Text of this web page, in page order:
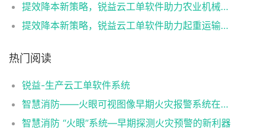
提效降本新策略，锐益云工单软件助力农业机械厂领跑行业
提效降本新策略，锐益云工单软件助力起重运输机械厂领跑行业
热门阅读
锐益-生产云工单软件系统
智慧消防——火眼可视图像早期火灾报警系统在各行业中的应用
智慧消防 “火眼”系统—早期探测火灾预警的新利器